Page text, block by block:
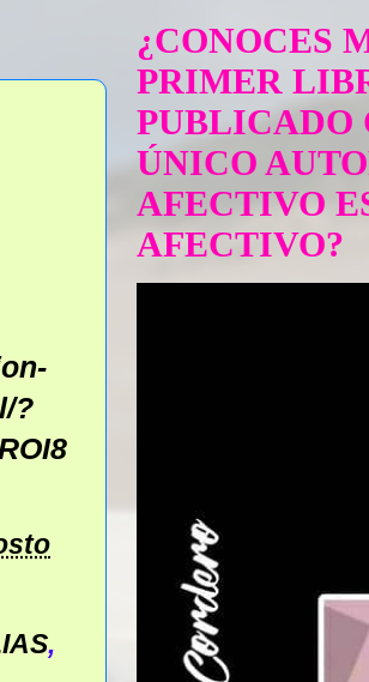
?
,
¿CONOCES
PRIMER
PUBLICADO
ÚNICO
AFECTIVO
AFECTIVO?